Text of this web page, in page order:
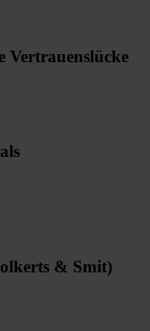
Vertrauenslücke
& Smit)